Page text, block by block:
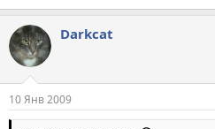
Darkcat
10 Янв 2009